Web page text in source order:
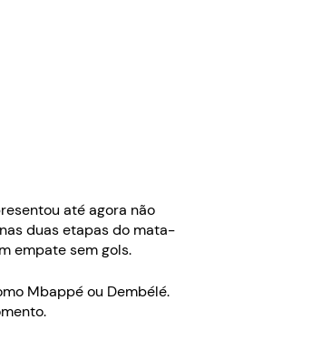
até agora não
duas etapas do mata-
empate sem gols.
Mbappé ou Dembélé.